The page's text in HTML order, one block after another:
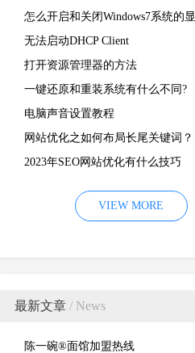
怎么开启和关闭Windows7系统的显
卡硬件加速功能
无法启动DHCP Client
打开资源管理器的方法
一键还原和重装系统有什么不同?
电脑声音设置教程
网站优化之如何布局长尾关键词？
2023年SEO网站优化有什么技巧
VIEW MORE
最新文章 / News
陈一碗®面馆加盟热线